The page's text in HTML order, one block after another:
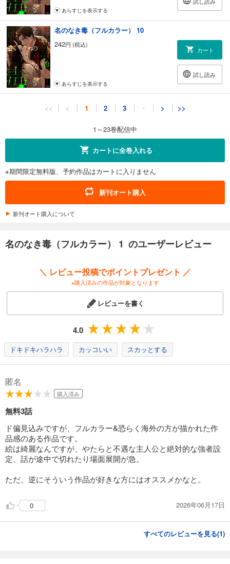
あらすじを表示する
名のなき毒（フルカラー） 10
242円 (税込)
カート
試し読み
あらすじを表示する
名のなき毒（フルカラー） 11
あらすじを表示する
名のなき毒（フルカラー） 12
円 (税込)
名のなき毒（フルカラー） 13
試し読み
あらすじを表示する
名のなき毒（フルカラー） 14
名のなき毒（フルカラー） 15
あらすじを表示する
242
円 (税込)
あらすじを表示する
<< < 1 2 3 ・ > >>
1～23巻配信中
カートに全巻入れる
※期間限定無料版、予約作品はカートに入りません
新刊オート購入
新刊オート購入について
名のなき毒（フルカラー） 1 のユーザーレビュー
＼ レビュー投稿でポイントプレゼント ／
※購入済みの作品が対象となります
レビューを書く
4.0
ドキドキハラハラ カッコいい スカッとする
匿名
購入済み
無料3話
ド偏見込みですが、フルカラー&恐らく海外の方が描かれた作
品感のある作品です。
絵は綺麗なんですが、やたらと不遇な主人公と絶対的な強者設
定、話が途中で切れたり場面展開が急。
ただ、逆にそういう作品が好きな方にはオススメかなと。
0 2026年06月17日
すべてのレビューを見る(1)